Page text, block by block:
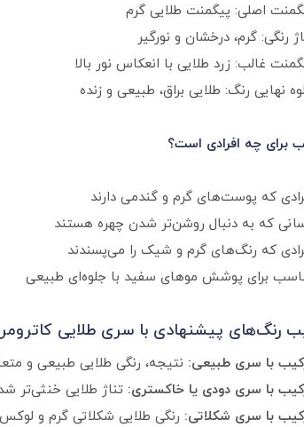
اصلی: پیگمنت‌ طلایی گرم
رنگی: گرم، درخشان و نورگیر
غالب: زرد طلایی با انعکاس نور بالا
نهایی رنگ: طلایی براق، طبیعی و زنده
برای چه افرادی است؟
که پوست‌های گرم و گندمی دارند
که به دنبال روشن‌تر شدن چهره هستند
که رنگ‌های گرم و شیک را می‌پسندند
برای پوشش موهای سفید با جلوه‌ای طبیعی
رنگ‌های پیشنهادی با سری طلایی
با سری طبیعی: نتیجه، رنگی طلایی طبیعی و
با سری دودی یا خاکستری: تناژ طلایی خنثی‌تر
با سری شکلاتی: رنگی طلایی شکلاتی گرم و